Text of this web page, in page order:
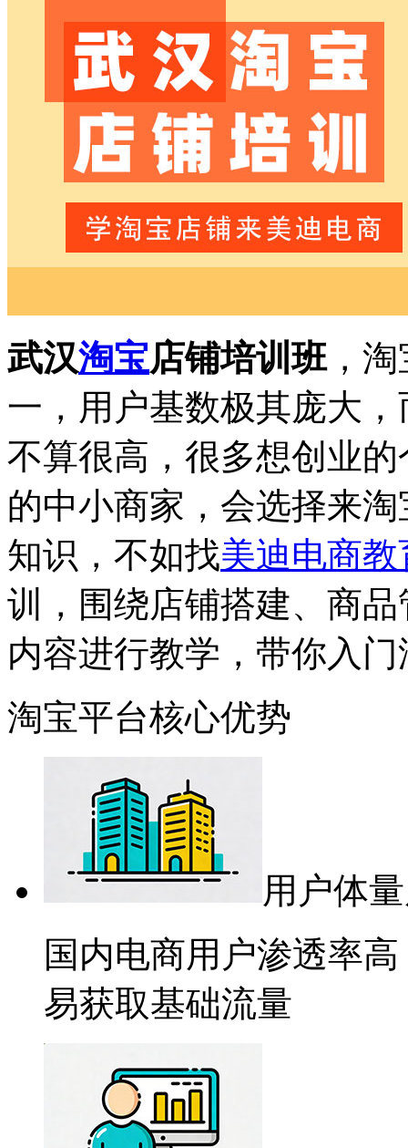
武汉淘宝店铺培训班，淘
一，用户基数极其庞大
不算很高，很多想创业
的中小商家，会选择来
知识，不如找美迪电商教
训，围绕店铺搭建、商
内容进行教学，带你入
淘宝平台核心优势
用户体
国内电商用户渗透率
易获取基础流量